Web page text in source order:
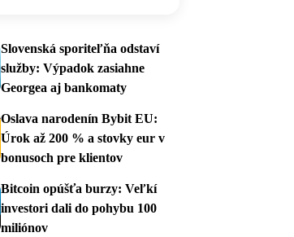
Slovenská sporiteľňa odstaví
služby: Výpadok zasiahne
Georgea aj bankomaty
Oslava narodenín Bybit EU:
Úrok až 200 % a stovky eur v
bonusoch pre klientov
Bitcoin opúšťa burzy: Veľkí
investori dali do pohybu 100
miliónov